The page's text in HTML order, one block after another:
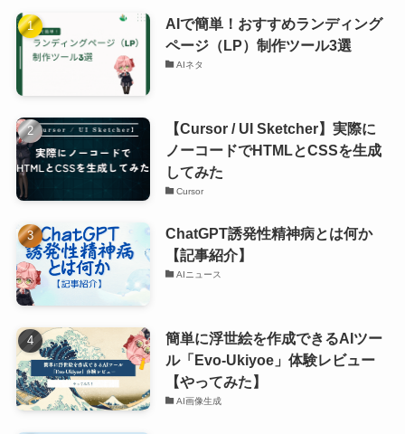
AIで簡単！おすすめランディング
ページ（LP）制作ツール3選
AIネタ
【Cursor / UI Sketcher】実際に
ノーコードでHTMLとCSSを生成
してみた
Cursor
ChatGPT誘発性精神病とは何か
【記事紹介】
AIニュース
簡単に浮世絵を作成できるAIツー
ル「Evo-Ukiyoe」体験レビュー
【やってみた】
AI画像生成